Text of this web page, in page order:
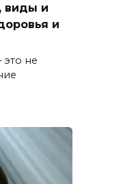
виды и
и
не